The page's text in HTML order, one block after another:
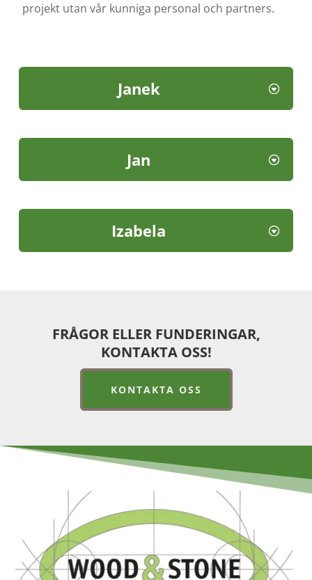
projekt utan vår kunniga personal och partners.
Janek
Jan
Izabela
FRÅGOR ELLER FUNDERINGAR,
KONTAKTA OSS!
KONTAKTA OSS